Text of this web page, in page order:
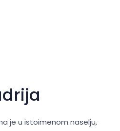
je u istoimenom naselju,